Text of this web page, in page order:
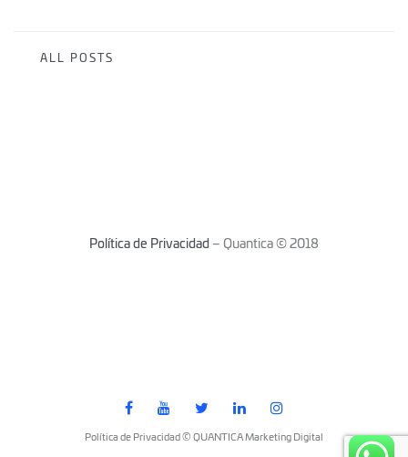
ALL POSTS
Política de Privacidad – Quantica © 2018
Política de Privacidad © QUANTICA Marketing Digital